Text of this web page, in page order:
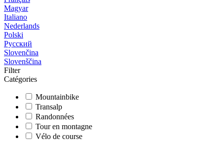
Magyar
Italiano
Nederlands
Polski
Русский
Slovenčina
Slovenščina
Filter
Catégories
Mountainbike
Transalp
Randonnées
Tour en montagne
Vélo de course